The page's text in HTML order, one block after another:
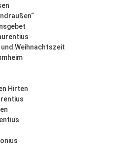
Weihnachtszeit
Hirten